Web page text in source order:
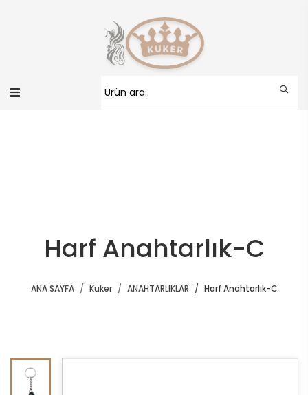
Harf Anahtarlık-C
ANA SAYFA Kuker ANAHTARLIKLAR Harf Anahtarlık-C